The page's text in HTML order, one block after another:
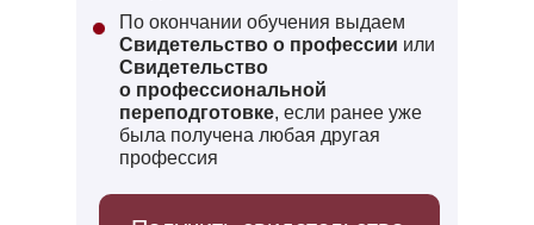
По окончании обучения выдаем
Свидетельство о профессии или
Свидетельство
о профессиональной
переподготовке, если ранее уже
была получена любая другая
профессия